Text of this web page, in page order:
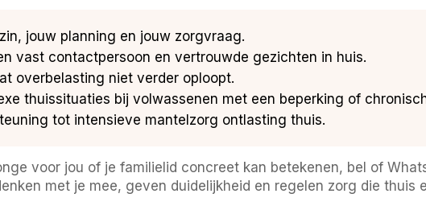
jouw planning en jouw zorgvraag.
vast contactpersoon en vertrouwde gezichten in huis.
overbelasting niet verder oploopt.
thuissituaties bij volwassenen met een beperking of
tot intensieve mantelzorg ontlasting thuis.
voor jou of je familielid concreet kan betekenen, bel of
met je mee, geven duidelijkheid en regelen zorg die thuis